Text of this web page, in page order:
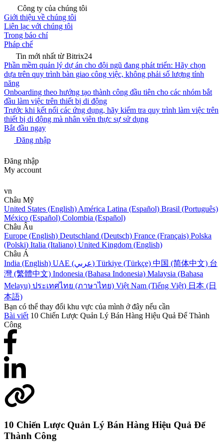
Công ty của chúng tôi
Giới thiệu về chúng tôi
Liên lạc với chúng tôi
Trong báo chí
Pháp chế
Tin mới nhất từ Bitrix24
Phần mềm quản lý dự án cho đội ngũ đang phát triển: Hãy chọn
dựa trên quy trình bàn giao công việc, không phải số lượng tính
năng
Onboarding theo hướng tạo thành công đầu tiên cho các nhóm bắt
đầu làm việc trên thiết bị di động
Trước khi kết nối các ứng dụng, hãy kiểm tra quy trình làm việc trên
thiết bị di động mà nhân viên thực sự sử dụng
Bắt đầu ngay
Đăng nhập
Đăng nhập
My account
vn
Châu Mỹ
United States (English) América Latina (Español) Brasil (Português)
México (Español) Colombia (Español)
Châu Âu
Europe (English) Deutschland (Deutsch) France (Français) Polska
(Polski) Italia (Italiano) United Kingdom (English)
Châu Á
India (English)
UAE (عربي) Türkiye (Türkçe) 中国 (简体中文) 台
灣 (繁體中文) Indonesia (Bahasa Indonesia) Malaysia (Bahasa
Melayu) ประเทศไทย (ภาษาไทย) Việt Nam (Tiếng Việt) 日本 (日
本語)
Bạn có thể thay đổi khu vực của mình ở đây nếu cần
Bài viết 10 Chiến Lược Quản Lý Bán Hàng Hiệu Quả Để Thành
Công
10 Chiến Lược Quản Lý Bán Hàng Hiệu Quả Để
Thành Công